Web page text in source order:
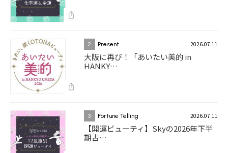
2 Present 2026.07.11
大阪に再び！「あいたい美的 in
HANKY…
3 Fortune Telling 2026.07.11
【開運ビューティ】Skyの2026年下半
期占…